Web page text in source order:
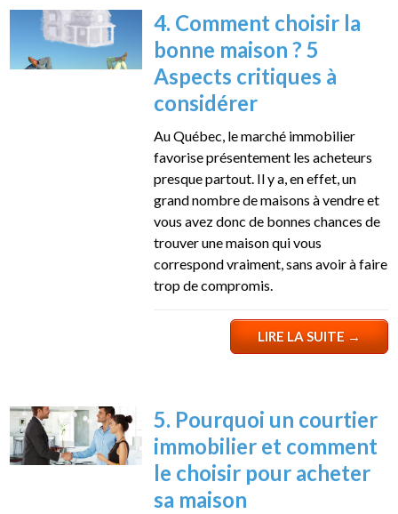
4. Comment choisir la
bonne maison ? 5
Aspects critiques à
considérer
Au Québec, le marché immobilier
favorise présentement les acheteurs
presque partout. Il y a, en effet, un
grand nombre de maisons à vendre et
vous avez donc de bonnes chances de
trouver une maison qui vous
correspond vraiment, sans avoir à faire
trop de compromis.
LIRE LA SUITE→
5. Pourquoi un courtier
immobilier et comment
le choisir pour acheter
sa maison